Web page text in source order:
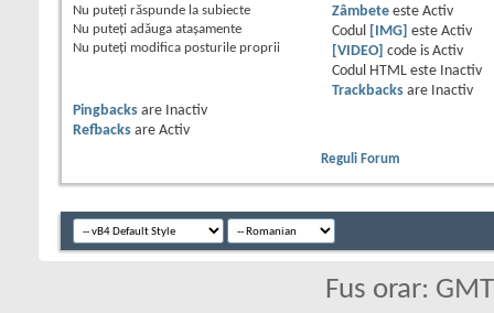
Nu puteţi răspunde la subiecte
Nu puteţi adăuga ataşamente
Nu puteţi modifica posturile proprii
Zâmbeteeste Activ
Codul
[IMG] este Activ
[VIDEO] code is Activ
Codul HTML este
Inactiv
Trackbacksare
Inactiv
Pingbacks are
Inactiv
Refbacks are Activ
Reguli Forum
Fus orar: